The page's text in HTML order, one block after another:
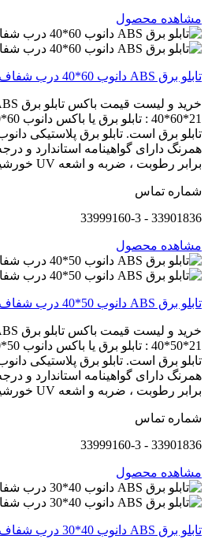
مشاهده محصول
تابلو برق ABS دانوب 60*40 درب شفاف (سفارشی)
تابلو برق است. تابلو برق پلاستیکی
برابر رطوبت ، ضربه و اشعه UV خورشید مقاومت بالایی دارد.
شماره تماس
33901836 - 33999160-3
مشاهده محصول
تابلو برق ABS دانوب 50*40 درب شفاف (سفارشی)
تابلو برق است. تابلو برق پلاستیکی
برابر رطوبت ، ضربه و اشعه UV خورشید مقاومت بالایی دارد.
شماره تماس
33901836 - 33999160-3
مشاهده محصول
تابلو برق ABS دانوب 40*30 درب شفاف